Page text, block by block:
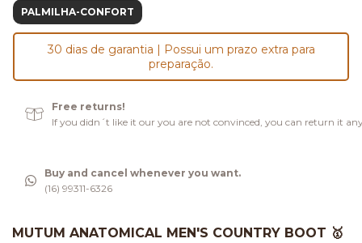
PALMILHA-CONFORT
30 dias de garantia | Possui um prazo extra para
preparação.
Free returns!
If you didn´t like it our you are not convinced, you can return it
Buy and cancel whenever you want.
(16) 99311-6326
MUTUM ANATOMICAL MEN'S COUNTRY BOOT 🥇